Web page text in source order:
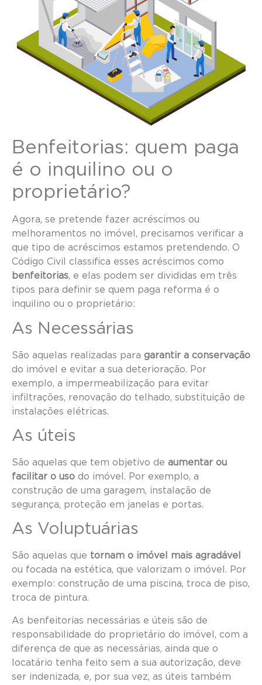
Benfeitorias: quem paga
é o inquilino ou o
proprietário?
Agora, se pretende fazer acréscimos ou
melhoramentos no imóvel, precisamos verificar a
que tipo de acréscimos estamos pretendendo. O
Código Civil classifica esses acréscimos como
benfeitorias, e elas podem ser divididas em três
tipos para definir se quem paga reforma é o
inquilino ou o proprietário:
As Necessárias
São aquelas realizadas para garantir a conservação
do imóvel e evitar a sua deterioração. Por
exemplo, a impermeabilização para evitar
infiltrações, renovação do telhado, substituição de
instalações elétricas.
As úteis
São aquelas que tem objetivo de aumentar ou
facilitar o uso do imóvel. Por exemplo, a
construção de uma garagem, instalação de
segurança, proteção em janelas e portas.
As Voluptuárias
São aquelas que tornam o imóvel mais agradável
ou focada na estética, que valorizam o imóvel. Por
exemplo: construção de uma piscina, troca de piso,
troca de pintura.
As benfeitorias necessárias e úteis são de
responsabilidade do proprietário do imóvel, com a
diferença de que as necessárias, ainda que o
locatário tenha feito sem a sua autorização, deve
ser indenizada, e, por sua vez, as úteis também